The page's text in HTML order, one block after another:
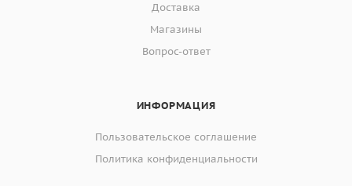
Доставка
Магазины
Вопрос-ответ
ИНФОРМАЦИЯ
Пользовательское соглашение
Политика конфиденциальности